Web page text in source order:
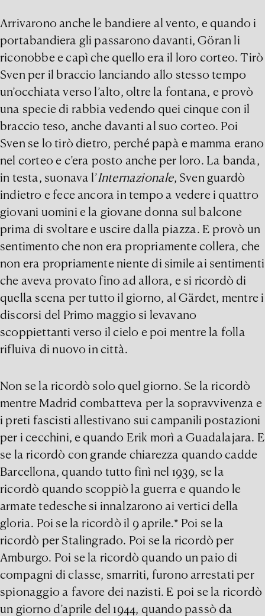
Arrivarono anche le bandiere al vento, e quando i
portabandiera gli passarono davanti, Göran li
riconobbe e capì che quello era il loro corteo. Tirò
Sven per il braccio lanciando allo stesso tempo
un’occhiata verso l’alto, oltre la fontana, e provò
una specie di rabbia vedendo quei cinque con il
braccio teso, anche davanti al suo corteo. Poi
Sven se lo tirò dietro, perché papà e mamma erano
nel corteo e c’era posto anche per loro. La banda,
in testa, suonava l’Internazionale, Sven guardò
indietro e fece ancora in tempo a vedere i quattro
giovani uomini e la giovane donna sul balcone
prima di svoltare e uscire dalla piazza. E provò un
sentimento che non era propriamente collera, che
non era propriamente niente di simile ai sentimenti
che aveva provato fino ad allora, e si ricordò di
quella scena per tutto il giorno, al Gärdet, mentre i
discorsi del Primo maggio si levavano
scoppiettanti verso il cielo e poi mentre la folla
rifluiva di nuovo in città.
Non se la ricordò solo quel giorno. Se la ricordò
mentre Madrid combatteva per la sopravvivenza e
i preti fascisti allestivano sui campanili postazioni
per i cecchini, e quando Erik morì a Guadalajara. E
se la ricordò con grande chiarezza quando cadde
Barcellona, quando tutto finì nel 1939, se la
ricordò quando scoppiò la guerra e quando le
armate tedesche si innalzarono ai vertici della
gloria. Poi se la ricordò il 9 aprile.* Poi se la
ricordò per Stalingrado. Poi se la ricordò per
Amburgo. Poi se la ricordò quando un paio di
compagni di classe, smarriti, furono arrestati per
spionaggio a favore dei nazisti. E poi se la ricordò
un giorno d’aprile del 1944, quando passò da